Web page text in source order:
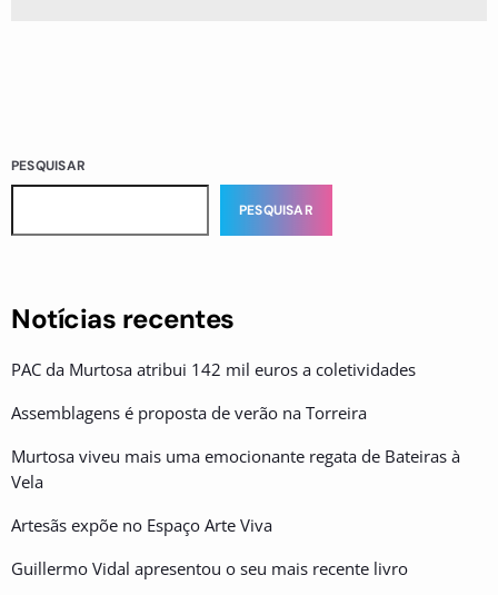
PESQUISAR
PESQUISAR
Notícias recentes
PAC da Murtosa atribui 142 mil euros a coletividades
Assemblagens é proposta de verão na Torreira
Murtosa viveu mais uma emocionante regata de Bateiras à
Vela
Artesãs expõe no Espaço Arte Viva
Guillermo Vidal apresentou o seu mais recente livro